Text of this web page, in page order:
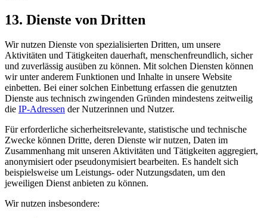
13. Dienste von Dritten
Wir nutzen Dienste von spezialisierten Dritten, um unsere
Aktivitäten und Tätigkeiten dauerhaft, menschen­freundlich, sicher
und zuverlässig ausüben zu können. Mit solchen Diensten können
wir unter anderem Funktionen und Inhalte in unsere Website
einbetten. Bei einer solchen Einbettung erfassen die genutzten
Dienste aus technisch zwingenden Gründen mindestens zeitweilig
die IP-Adressen der Nutzerinnen und Nutzer.
Für erforderliche sicherheitsrelevante, statistische und technische
Zwecke können Dritte, deren Dienste wir nutzen, Daten im
Zusammenhang mit unseren Aktivitäten und Tätigkeiten aggregiert,
anonymisiert oder pseudonymisiert bearbeiten. Es handelt sich
beispielsweise um Leistungs- oder Nutzungsdaten, um den
jeweiligen Dienst anbieten zu können.
Wir nutzen insbesondere: